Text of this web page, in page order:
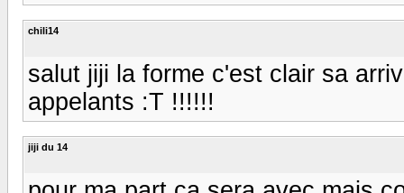
chili14
salut jiji la forme c'est clair sa
appelants :T !!!!!!
jiji du 14